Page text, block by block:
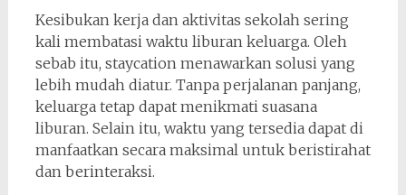
Kesibukan kerja dan aktivitas sekolah sering
kali membatasi waktu liburan keluarga. Oleh
sebab itu, staycation menawarkan solusi yang
lebih mudah diatur. Tanpa perjalanan panjang,
keluarga tetap dapat menikmati suasana
liburan. Selain itu, waktu yang tersedia dapat di
manfaatkan secara maksimal untuk beristirahat
dan berinteraksi.